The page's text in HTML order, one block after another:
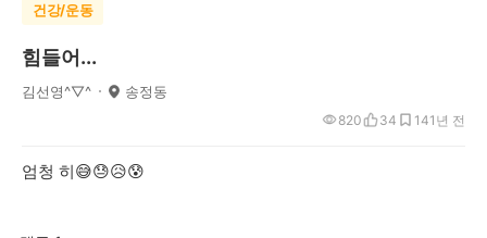
건강/운동
힘들어...
김선영^▽^ 송정동
1년 전
820 34 14
엄청 히😅😓😥😰